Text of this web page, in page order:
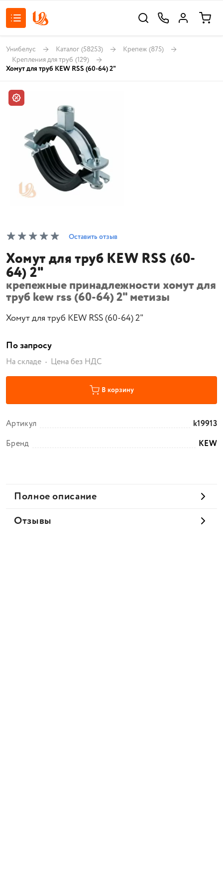
Унибелус Каталог (58253) Крепеж (875)
Крепления для труб (129)
Хомут для труб KEW RSS (60-64) 2"
Оставить отзыв
Хомут для труб KEW RSS (60-
64) 2"
крепежные принадлежности хомут для
труб kew rss (60-64) 2" метизы
Хомут для труб KEW RSS (60-64) 2"
По запросу
На складе Цена без НДС
В корзину
Артикул
k19913
Бренд
KEW
Полное описание
Отзывы